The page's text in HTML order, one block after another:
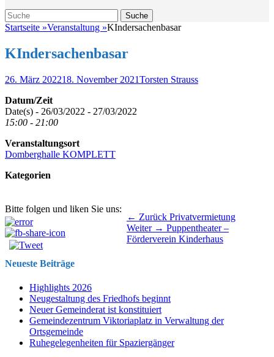
Suche
Suche
nach:
Startseite »Veranstaltung »KIndersachenbasar
KIndersachenbasar
Veröffentlicht
26. März 202218. November 2021Autor
Torsten Strauss
Datum/Zeit
Date(s) - 26/03/2022 - 27/03/2022
15:00 - 21:00
Veranstaltungsort
Domberghalle KOMPLETT
Kategorien
Bitte folgen und liken Sie uns:
Beitragsnavigation ← Zurück Vorhergehender
Beitrag:
Privatvermietung
Weiter → Nächster
Beitrag:
Puppentheater –
Förderverein Kinderhaus
Neueste Beiträge
Highlights 2026
Neugestaltung des Friedhofs beginnt
Neuer Gemeinderat ist konstituiert
Gemeindezentrum Viktoriaplatz in Verwaltung der
Ortsgemeinde
Ruhegelegenheiten für Spaziergänger